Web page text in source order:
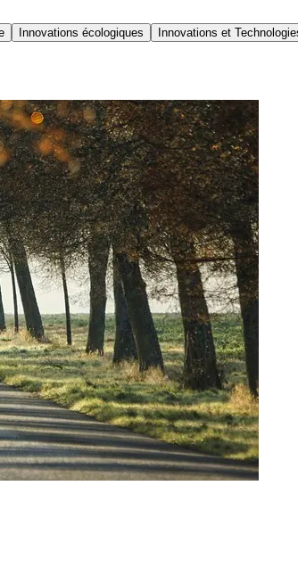
Innovations écologiques Innovations et